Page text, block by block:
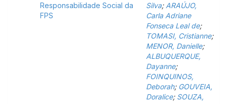
Responsabilidade Social da
FPS
Silva; ARAÚJO,
Carla Adriane
Fonseca Leal de;
TOMASI, Cristianne;
MENOR, Danielle;
ALBUQUERQUE,
Dayanne;
FOINQUINOS,
Deborah; GOUVEIA,
Doralice; SOUZA,